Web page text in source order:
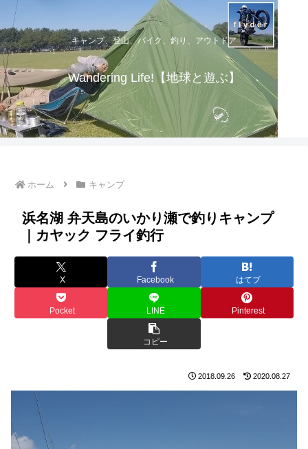
キャンプ、登山、バイク、釣り、アウトドア
Wandering Life!【地球と遊ぶ】
ホーム キャンプ
浜名湖 弁天島のいかり瀬で釣りキャンプ
｜カヤック フライ釣行
X Facebook はてブ
Pocket LINE Pinterest
コピー
2018.09.26 2020.08.27